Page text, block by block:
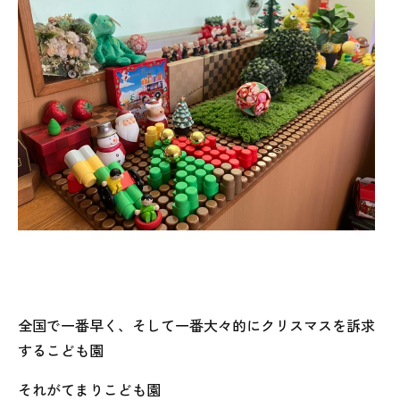
全国で一番早く、そして一番大々的にクリスマスを訴求
するこども園
それがてまりこども園